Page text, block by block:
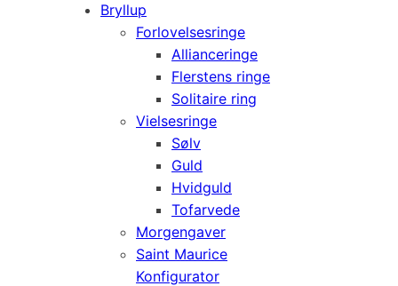
Bryllup
Forlovelsesringe
Allianceringe
Flerstens ringe
Solitaire ring
Vielsesringe
Sølv
Guld
Hvidguld
Tofarvede
Morgengaver
Saint Maurice
Konfigurator